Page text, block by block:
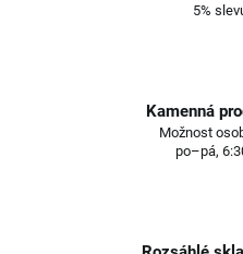
5%
Kamenná
Možnost
po–pá,